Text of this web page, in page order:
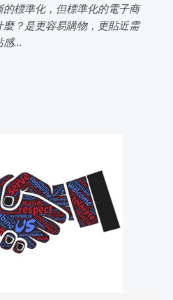
標準化，但標準化的電子商
？是更容易購物，更貼近需
...